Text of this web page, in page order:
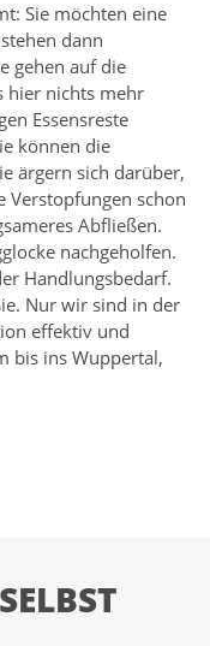
Sie möchten eine
dann
gehen auf die
hier nichts mehr
Essensreste
können die
ärgern sich darüber,
Verstopfungen schon
Abfließen.
nachgeholfen.
Handlungsbedarf.
Nur wir sind in der
effektiv und
bis ins Wuppertal,